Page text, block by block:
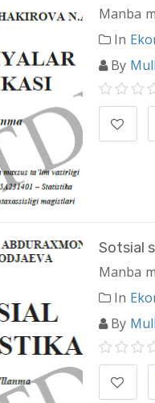
Manba
In
By
Sotsial
Manba
In
By